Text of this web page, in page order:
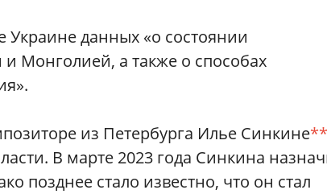
данных «о состоянии
Монголией, а также о способах
из Петербурга Илье Синкине**
В марте 2023 года Синкина
позднее стало известно, что он стал